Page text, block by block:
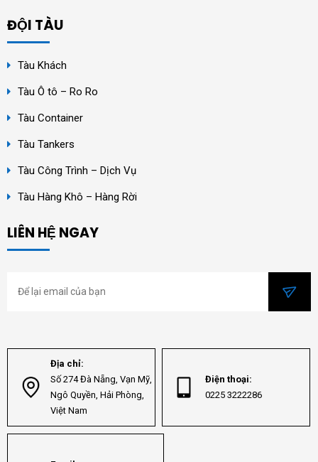
ĐỘI TÀU
Tàu Khách
Tàu Ô tô – Ro Ro
Tàu Container
Tàu Tankers
Tàu Công Trình – Dịch Vụ
Tàu Hàng Khô – Hàng Rời
LIÊN HỆ NGAY
Địa chỉ:
Số 274 Đà Nẵng, Vạn Mỹ,
Ngô Quyền, Hải Phòng,
Việt Nam
Điện thoại:
0225 3222286